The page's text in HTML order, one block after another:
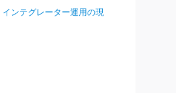
ンテグレーター運用の現